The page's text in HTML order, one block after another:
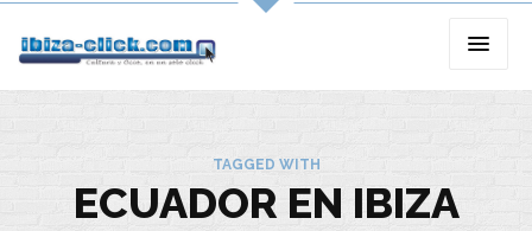
TAGGED WITH
ECUADOR EN IBIZA